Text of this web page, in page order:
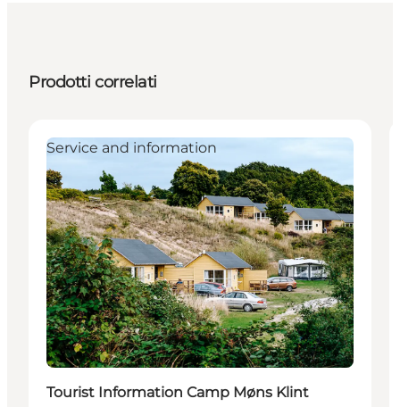
Prodotti correlati
Service and information
Tourist Information Camp Møns Klint